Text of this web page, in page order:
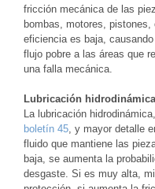
fricción mecánica de las
bombas, motores,
eficiencia es baja,
flujo pobre a las áreas que
una falla mecánica.
Lubricación hidrodinámica
La lubricación
boletín 45 , y mayor detalle
fluido que mantiene las
baja, se aumenta la
desgaste. Si es muy alta,